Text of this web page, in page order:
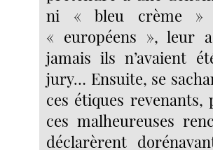
ni « bleu crème »
« européens », leur
jamais ils n’avaient
jury… Ensuite, se
ces étiques revenants,
ces malheureuses
déclarèrent